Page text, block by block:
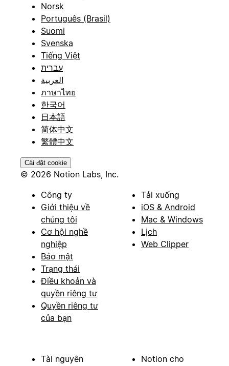
Norsk
Português (Brasil)
Suomi
Svenska
Tiếng Việt
עברית
العربية
ภาษาไทย
한국어
日本語
简体中文
繁體中文
Cài đặt cookie
© 2026 Notion Labs, Inc.
Công ty
Giới thiệu về
chúng tôi
Cơ hội nghề
nghiệp
Bảo mật
Trạng thái
Điều khoản và
quyền riêng tư
Quyền riêng tư
của bạn
Tải xuống
iOS & Android
Mac & Windows
Lịch
Web Clipper
Tài nguyên Notion cho